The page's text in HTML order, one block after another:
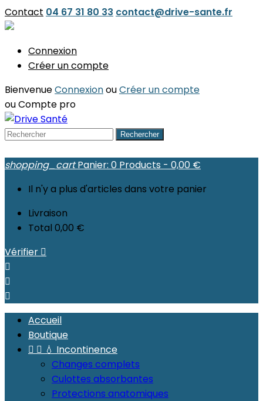
Contact 04 67 31 80 33 contact@drive-sante.fr
Connexion
Créer un compte
BienvenueConnexionouCréer un compte
ouCompte pro
Rechercher
shopping_cart Panier: 0 Products - 0,00 €
Il n'y a plus d'articles dans votre panier
Livraison
Total 0,00 €
Vérifier 



Accueil
Boutique
  💧 Incontinence
Changes complets
Culottes absorbantes
Protections anatomiques